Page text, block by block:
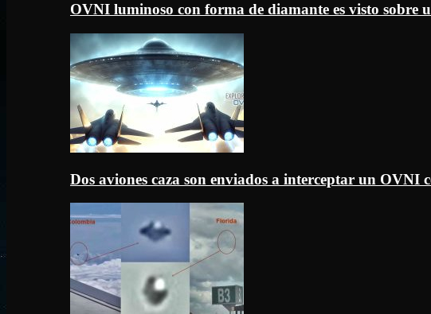
OVNI luminoso con forma de diamante es visto sobre
Dos aviones caza son enviados a interceptar un OVNI